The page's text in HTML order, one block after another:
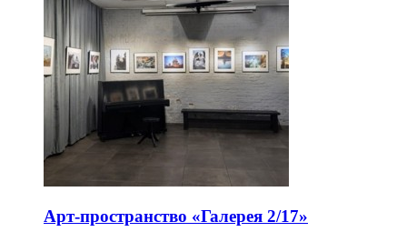
Арт-пространство «Галерея 2/17»